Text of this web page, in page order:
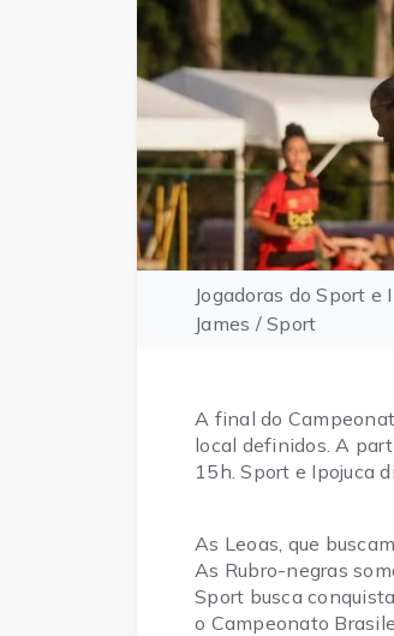
Jogadoras do Sport
James / Sport
A final do
local definidos. A
15h. Sport e Ipojuca
As Leoas, que
As Rubro-negras
Sport busca
o Campeonato